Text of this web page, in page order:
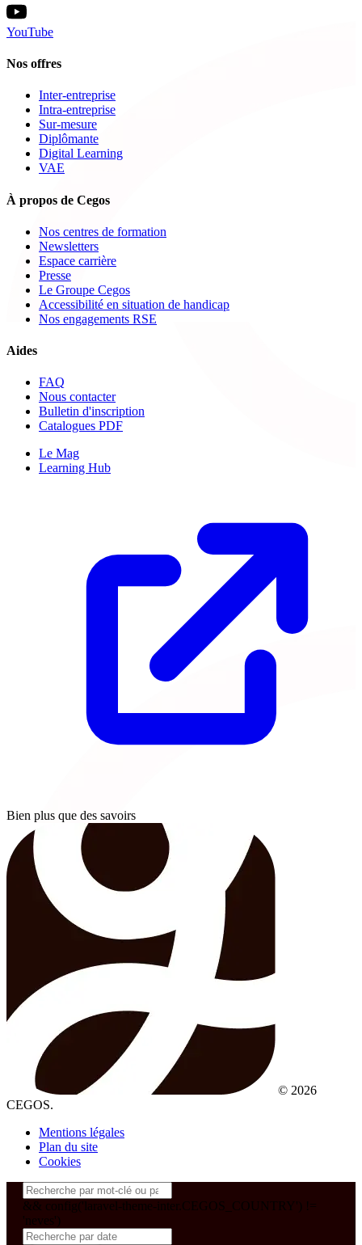
YouTube
Nos offres
Inter-entreprise
Intra-entreprise
Sur-mesure
Diplômante
Digital Learning
VAE
À propos de Cegos
Nos centres de formation
Newsletters
Espace carrière
Presse
Le Groupe Cegos
Accessibilité en situation de handicap
Nos engagements RSE
Aides
FAQ
Nous contacter
Bulletin d'inscription
Catalogues PDF
Le Mag
Learning Hub
Bien plus que des savoirs
© 2026
CEGOS.
Mentions légales
Plan du site
Cookies
&& config('laravel-theme-inter.CEGOS_COUNTRY') !=
'neves')